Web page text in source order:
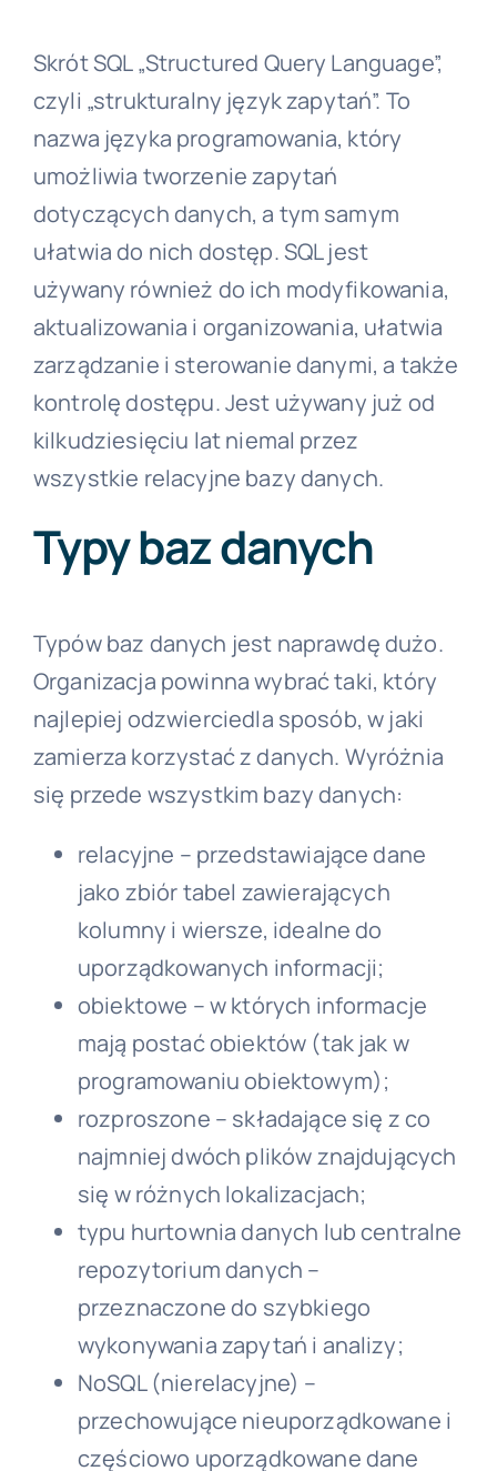
Skrót SQL „Structured Query Language”,
czyli „strukturalny język zapytań”. To
nazwa języka programowania, który
umożliwia tworzenie zapytań
dotyczących danych, a tym samym
ułatwia do nich dostęp. SQL jest
używany również do ich modyfikowania,
aktualizowania i organizowania, ułatwia
zarządzanie i sterowanie danymi, a także
kontrolę dostępu. Jest używany już od
kilkudziesięciu lat niemal przez
wszystkie relacyjne bazy danych.
Typy baz danych
Typów baz danych jest naprawdę dużo.
Organizacja powinna wybrać taki, który
najlepiej odzwierciedla sposób, w jaki
zamierza korzystać z danych. Wyróżnia
się przede wszystkim bazy danych:
relacyjne – przedstawiające dane
jako zbiór tabel zawierających
kolumny i wiersze, idealne do
uporządkowanych informacji;
obiektowe – w których informacje
mają postać obiektów (tak jak w
programowaniu obiektowym);
rozproszone – składające się z co
najmniej dwóch plików znajdujących
się w różnych lokalizacjach;
typu hurtownia danych lub centralne
repozytorium danych –
przeznaczone do szybkiego
wykonywania zapytań i analizy;
NoSQL (nierelacyjne) –
przechowujące nieuporządkowane i
częściowo uporządkowane dane